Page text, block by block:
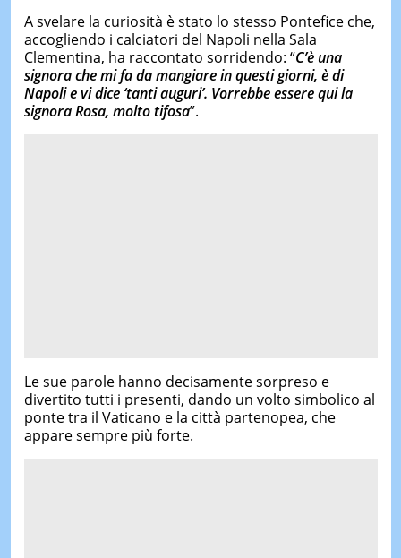
A svelare la curiosità è stato lo stesso Pontefice che,
accogliendo i calciatori del Napoli nella Sala
Clementina, ha raccontato sorridendo: “C’è una
signora che mi fa da mangiare in questi giorni, è di
Napoli e vi dice ‘tanti auguri’. Vorrebbe essere qui la
signora Rosa, molto tifosa”.
Le sue parole hanno decisamente sorpreso e
divertito tutti i presenti, dando un volto simbolico al
ponte tra il Vaticano e la città partenopea, che
appare sempre più forte.